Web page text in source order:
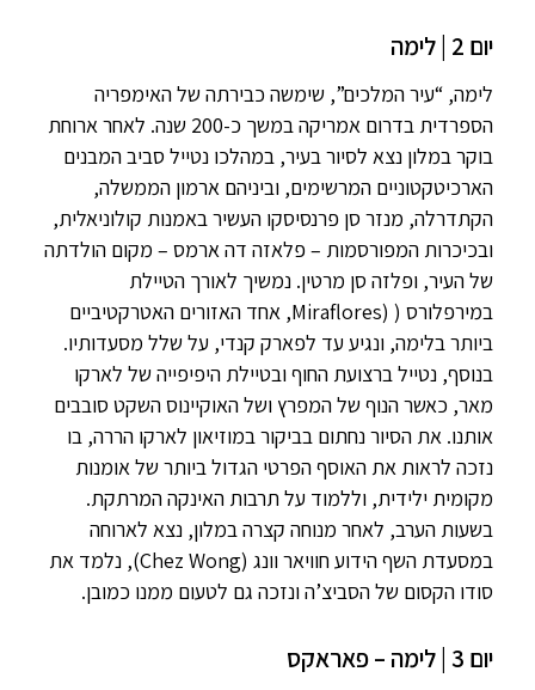
יום 2 | לימה
לימה, “עיר המלכים”, שימשה כבירתה של האימפריה
הספרדית בדרום אמריקה במשך כ-200 שנה. לאחר ארוחת
בוקר במלון נצא לסיור בעיר, במהלכו נטייל סביב המבנים
הארכיטקטוניים המרשימים, וביניהם ארמון הממשלה,
הקתדרלה, מנזר סן פרנסיסקו העשיר באמנות קולוניאלית,
ובכיכרות המפורסמות – פלאזה דה ארמס – מקום הולדתה
של העיר, ופלזה סן מרטין. נמשיך לאורך הטיילת
במירפלורס ( (Miraflores, אחד האזורים האטרקטיביים
ביותר בלימה, ונגיע עד לפארק קנדי, על שלל מסעדותיו.
בנוסף, נטייל ברצועת החוף ובטיילת היפיפייה של לארקו
מאר, כאשר הנוף של המפרץ ושל האוקיינוס השקט סובבים
אותנו. את הסיור נחתום בביקור במוזיאון לארקו הררה, בו
נזכה לראות את האוסף הפרטי הגדול ביותר של אומנות
מקומית ילידית, וללמוד על תרבות האינקה המרתקת.
בשעות הערב, לאחר מנוחה קצרה במלון, נצא לארוחה
במסעדת השף הידוע חוויאר וונג (Chez Wong), נלמד את
סודו הקסום של הסביצ’ה ונזכה גם לטעום ממנו כמובן.
יום 3 | לימה – פאראקס